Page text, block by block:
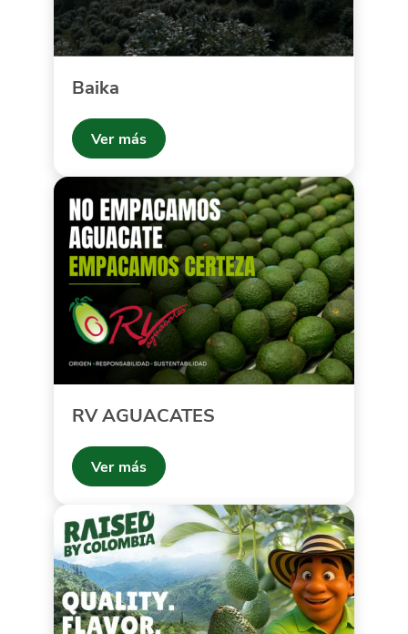
Baika
Ver más
RV AGUACATES
Ver más